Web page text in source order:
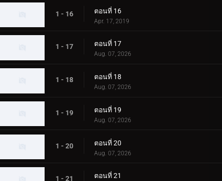
1 - 16 ตอนที่ 16
Apr. 17, 2019
1 - 17 ตอนที่ 17
Aug. 07, 2026
1 - 18 ตอนที่ 18
Aug. 07, 2026
1 - 19 ตอนที่ 19
Aug. 07, 2026
1 - 20 ตอนที่ 20
Aug. 07, 2026
1 - 21 ตอนที่ 21